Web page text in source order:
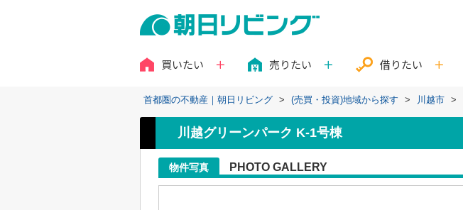
買いたい 売りたい 借りたい
首都圏の不動産｜朝日リビング > (売買・投資)地域から探す > 川越市 >
川越グリーンパーク K-1号棟
物件写真 PHOTO GALLERY